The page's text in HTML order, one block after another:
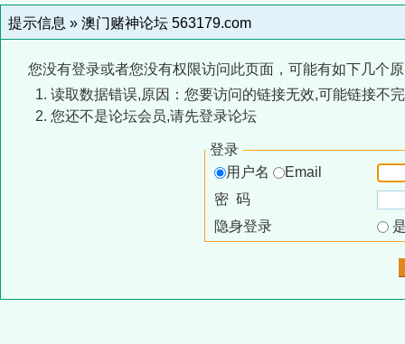
提示信息 » 澳门赌神论坛 563179.com
您没有登录或者您没有权限访问此页面，可能有如下几个
读取数据错误,原因：您要访问的链接无效,可能链接不
您还不是论坛会员,请先登录论坛
登录
用户名
Email
密 码
隐身登录